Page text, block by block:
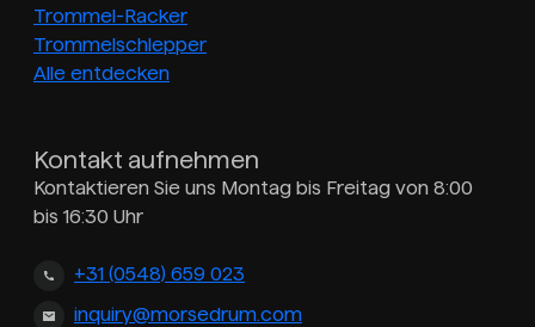
Trommel-Racker
Trommelschlepper
Alle entdecken
Kontakt aufnehmen
Kontaktieren Sie uns Montag bis Freitag von 8:00
bis 16:30 Uhr
+31 (0548) 659 023
inquiry@morsedrum.com